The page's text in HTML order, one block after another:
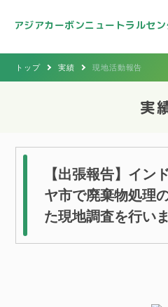
アジアカーボンニュートラルセン
トップ 実績 現地活動報告
実
【出張報告】イン
ヤ市で廃棄物処理
た現地調査を行い